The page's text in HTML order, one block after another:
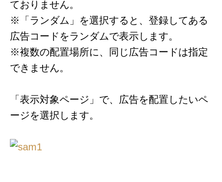
ておりません。
※「ランダム」を選択すると、登録してある
広告コードをランダムで表示します。
※複数の配置場所に、同じ広告コードは指定
できません。
「表示対象ページ」で、広告を配置したいペ
ージを選択します。